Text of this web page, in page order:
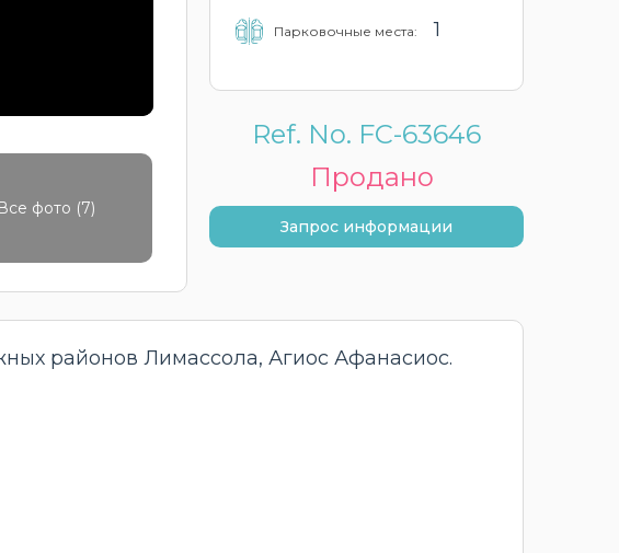
Все фото (7)
Парковочные места: 1
Ref. No. FC-63646
Продано
Запрос информации
районов Лимассола, Агиос Афанасиос.